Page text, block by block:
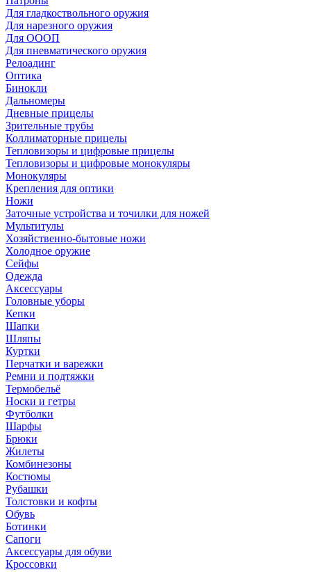
Для гладкоствольного оружия
Для нарезного оружия
Для ОООП
Для пневматического оружия
Релоадинг
Оптика
Бинокли
Дальномеры
Дневные прицелы
Зрительные трубы
Коллиматорные прицелы
Тепловизоры и цифровые прицелы
Тепловизоры и цифровые монокуляры
Монокуляры
Крепления для оптики
Ножи
Заточные устройства и точилки для ножей
Мультитулы
Хозяйственно-бытовые ножи
Холодное оружие
Сейфы
Одежда
Аксессуары
Головные уборы
Кепки
Шапки
Шляпы
Куртки
Перчатки и варежки
Ремни и подтяжки
Термобельё
Носки и гетры
Футболки
Шарфы
Брюки
Жилеты
Комбинезоны
Костюмы
Рубашки
Толстовки и кофты
Обувь
Ботинки
Сапоги
Аксессуары для обуви
Кроссовки